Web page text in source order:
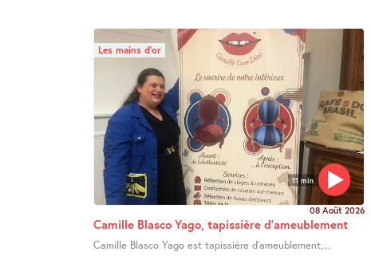
11 min
Les mains d’or
08 Août 2026
Camille Blasco Yago, tapissière d’ameublement
Camille Blasco Yago est tapissière d’ameublement,...